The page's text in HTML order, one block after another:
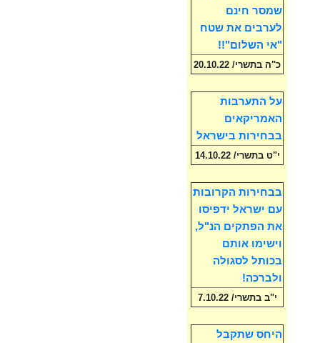
שמסר חינם
לערבים את שטח
"אי השלום"!!
כ"ה בתשרי/ 20.10.22
על התערבות
האמריקאים
בבחירות בישראל
י"ט בתשרי/ 14.10.22
בבחירות הקרובות
עם ישראל ידפיסו
את הפתקים הנ"ל,
וישימו אותם
בכותל לסגולה
ולברכה!
י"ב בתשרי/ 7.10.22
היחס שתקבל